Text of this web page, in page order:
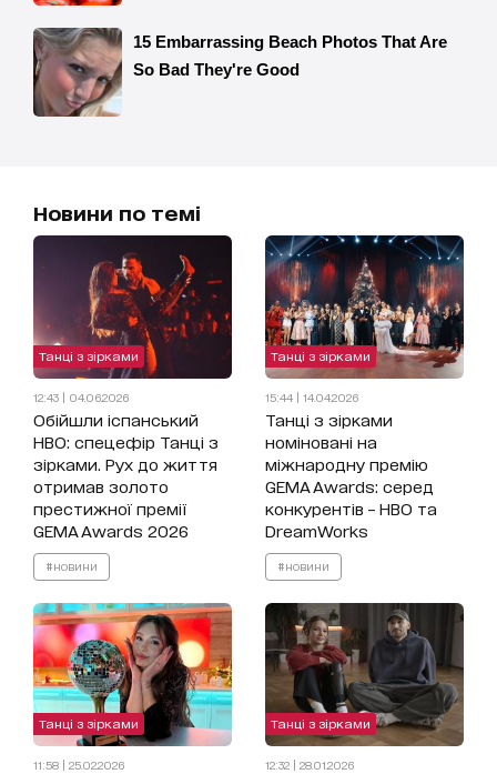
Новини по темі
Танці з зірками
12:43 | 04.06.2026
Обійшли іспанський
HBO: спецефір Танці з
зірками. Рух до життя
отримав золото
престижної премії
GEMA Awards 2026
#новини
Танці з зірками
15:44 | 14.04.2026
Танці з зірками
номіновані на
міжнародну премію
GEMA Awards: серед
конкурентів – HBO та
DreamWorks
#новини
Танці з зірками
11:58 | 25.02.2026
Танці з зірками
12:32 | 28.01.2026